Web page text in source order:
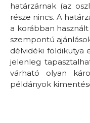
határzárnak (az
része nincs. A
a korábban
szempontú
délvidéki földikutya
jelenleg
várható olyan
példányok